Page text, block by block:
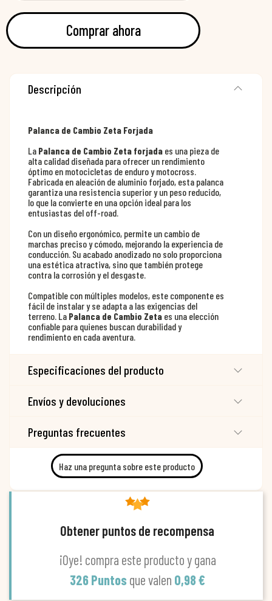
Comprar ahora
Descripción
Palanca de Cambio Zeta Forjada
La Palanca de Cambio Zeta forjada es una pieza de
alta calidad diseñada para ofrecer un rendimiento
óptimo en motocicletas de enduro y motocross.
Fabricada en aleación de aluminio forjado, esta palanca
garantiza una resistencia superior y un peso reducido,
lo que la convierte en una opción ideal para los
entusiastas del off-road.
Con un diseño ergonómico, permite un cambio de
marchas preciso y cómodo, mejorando la experiencia de
conducción. Su acabado anodizado no solo proporciona
una estética atractiva, sino que también protege
contra la corrosión y el desgaste.
Compatible con múltiples modelos, este componente es
fácil de instalar y se adapta a las exigencias del
terreno. La Palanca de Cambio Zeta es una elección
confiable para quienes buscan durabilidad y
rendimiento en cada aventura.
Especificaciones del producto
Envíos y devoluciones
Preguntas frecuentes
Haz una pregunta sobre este producto
Obtener puntos de recompensa
¡Oye! compra este producto y gana
326 Puntos que valen 0,98 €